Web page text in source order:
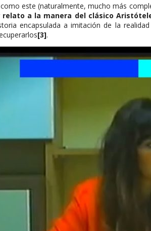
este (naturalmente, mucho más
a la manera del clásico
encapsulada a imitación de la
[3].